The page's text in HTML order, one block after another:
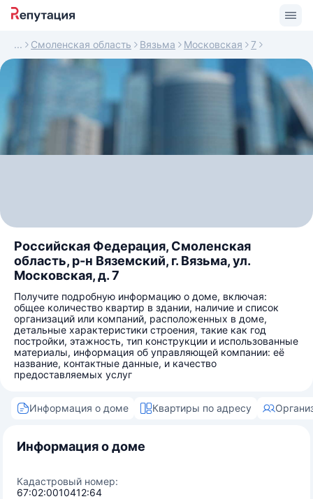
Смоленская область Вязьма Московская 7
Российская Федерация, Смоленская
область, р-н Вяземский, г. Вязьма, ул.
Московская, д. 7
Получите подробную информацию о доме, включая:
общее количество квартир в здании, наличие и список
организаций или компаний, расположенных в доме,
детальные характеристики строения, такие как год
постройки, этажность, тип конструкции и использованные
материалы, информация об управляющей компании: её
название, контактные данные, и качество
предоставляемых услуг
Информация о доме Квартиры по адресу
Информация о доме
Кадастровый номер:
67:02:0010412:64